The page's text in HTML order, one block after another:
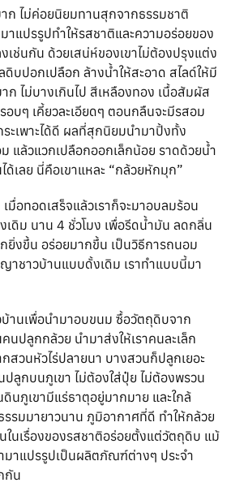
ไม่ค่อยนิยมทานสุกจากธรรมชาติ
าแปรรูปทำให้รสชาติและความอร่อยของ
เช่นกัน ด้วยเสน่ห์ของเขาไม่ต้องปรุงแต่ง
ดิบปอกเปลือก ล้างน้ำให้สะอาด สไลด์ให้มี
ก ไม่บางเกินไป สีเหลืองทอง เนื้อสัมผัส
อบๆ เคี้ยวละเอียดๆ ตอนกลืนจะมีรสอม
ะเพาะได้ดี ผลที่สุกนิยมนำมาปิ้งทั้ง
แล้วแวกเปลือกออกเล็กน้อย ราดด้วยน้ำ
ด้เลย นี่คือเขาแหละ “กล้วยหักมุก”
เมื่อทอดเสร็จแล้วเราก็จะมาอบลมร้อน
เดิม นาน 4 ชั่วโมง เพื่อรีดน้ำมัน ลดกลิ่น
ยิ่งขึ้น อร่อยมากขึ้น เป็นวิธีการถนอม
ชาวบ้านแบบดั้งเดิม เราทำแบบนี้มา
บ้านเพื่อนำมาอบขนม ซื้อวัตถุดิบจาก
นปลูกกล้วย นำมาส่งให้เราคนละเล็ก
สวนหัวไร่ปลายนา บางสวนก็ปลูกเยอะ
ปลูกบนภูเขา ไม่ต้องใส่ปุ๋ย ไม่ต้องพรวน
นภูเขามีแร่ธาตุอยู่มากมาย และใกล้
รรมมายาวนาน ภูมิอากาศที่ดี ทำให้กล้วย
นเรื่องของรสชาติอร่อยตั้งแต่วัตถุดิบ แม้
มาแปรรูปเป็นผลิตภัณฑ์ต่างๆ ประจำ
กัน